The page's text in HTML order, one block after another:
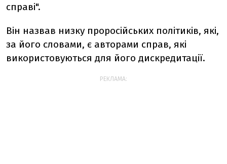
справі".
Він назвав низку проросійських політиків, які,
за його словами, є авторами справ, які
використовуються для його дискредитації.
РЕКЛАМА: